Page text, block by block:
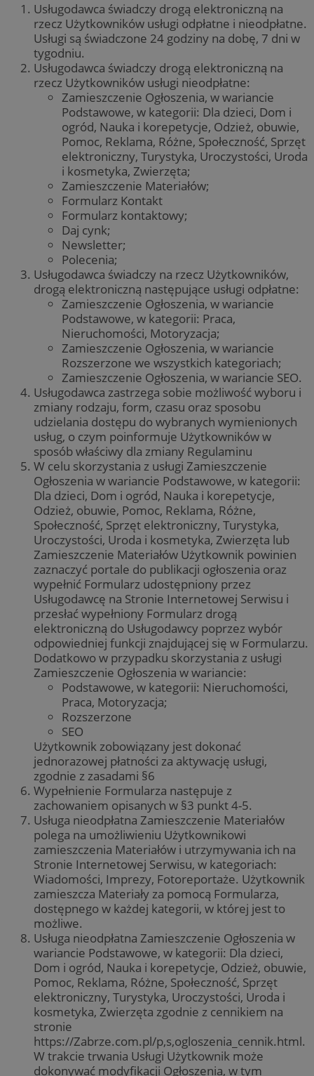
Usługodawca świadczy drogą elektroniczną na
rzecz Użytkowników usługi odpłatne i nieodpłatne.
Usługi są świadczone 24 godziny na dobę, 7 dni w
tygodniu.
Usługodawca świadczy drogą elektroniczną na
rzecz Użytkowników usługi nieodpłatne:
Zamieszczenie Ogłoszenia, w wariancie
Podstawowe, w kategorii: Dla dzieci, Dom i
ogród, Nauka i korepetycje, Odzież, obuwie,
Pomoc, Reklama, Różne, Społeczność, Sprzęt
elektroniczny, Turystyka, Uroczystości, Uroda
i kosmetyka, Zwierzęta;
Zamieszczenie Materiałów;
Formularz Kontakt
Formularz kontaktowy;
Daj cynk;
Newsletter;
Polecenia;
Usługodawca świadczy na rzecz Użytkowników,
drogą elektroniczną następujące usługi odpłatne:
Zamieszczenie Ogłoszenia, w wariancie
Podstawowe, w kategorii: Praca,
Nieruchomości, Motoryzacja;
Zamieszczenie Ogłoszenia, w wariancie
Rozszerzone we wszystkich kategoriach;
Zamieszczenie Ogłoszenia, w wariancie SEO.
Usługodawca zastrzega sobie możliwość wyboru i
zmiany rodzaju, form, czasu oraz sposobu
udzielania dostępu do wybranych wymienionych
usług, o czym poinformuje Użytkowników w
sposób właściwy dla zmiany Regulaminu
W celu skorzystania z usługi Zamieszczenie
Ogłoszenia w wariancie Podstawowe, w kategorii:
Dla dzieci, Dom i ogród, Nauka i korepetycje,
Odzież, obuwie, Pomoc, Reklama, Różne,
Społeczność, Sprzęt elektroniczny, Turystyka,
Uroczystości, Uroda i kosmetyka, Zwierzęta lub
Zamieszczenie Materiałów Użytkownik powinien
zaznaczyć portale do publikacji ogłoszenia oraz
wypełnić Formularz udostępniony przez
Usługodawcę na Stronie Internetowej Serwisu i
przesłać wypełniony Formularz drogą
elektroniczną do Usługodawcy poprzez wybór
odpowiedniej funkcji znajdującej się w Formularzu.
Dodatkowo w przypadku skorzystania z usługi
Zamieszczenie Ogłoszenia w wariancie:
Podstawowe, w kategorii: Nieruchomości,
Praca, Motoryzacja;
Rozszerzone
SEO
Użytkownik zobowiązany jest dokonać
jednorazowej płatności za aktywację usługi,
zgodnie z zasadami §6
Wypełnienie Formularza następuje z
zachowaniem opisanych w §3 punkt 4-5.
Usługa nieodpłatna Zamieszczenie Materiałów
polega na umożliwieniu Użytkownikowi
zamieszczenia Materiałów i utrzymywania ich na
Stronie Internetowej Serwisu, w kategoriach:
Wiadomości, Imprezy, Fotoreportaże. Użytkownik
zamieszcza Materiały za pomocą Formularza,
dostępnego w każdej kategorii, w której jest to
możliwe.
Usługa nieodpłatna Zamieszczenie Ogłoszenia w
wariancie Podstawowe, w kategorii: Dla dzieci,
Dom i ogród, Nauka i korepetycje, Odzież, obuwie,
Pomoc, Reklama, Różne, Społeczność, Sprzęt
elektroniczny, Turystyka, Uroczystości, Uroda i
kosmetyka, Zwierzęta zgodnie z cennikiem na
stronie
https://Zabrze.com.pl/p,s,ogloszenia_cennik.html.
W trakcie trwania Usługi Użytkownik może
dokonywać modyfikacji Ogłoszenia, w tym